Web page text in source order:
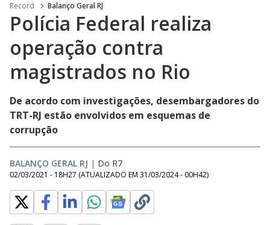
Record Balanço Geral RJ
Polícia Federal realiza
operação contra
magistrados no Rio
De acordo com investigações, desembargadores do
TRT-RJ estão envolvidos em esquemas de
corrupção
BALANÇO GERAL RJ | Do R7
02/03/2021 - 18H27 (ATUALIZADO EM 31/03/2024 - 00H42)